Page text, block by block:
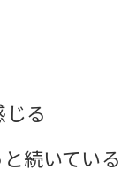
る
続いている